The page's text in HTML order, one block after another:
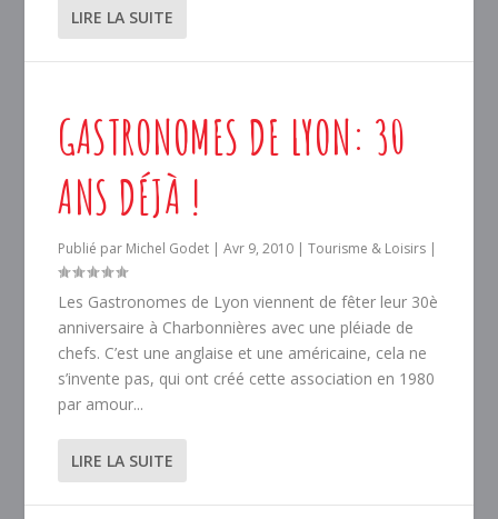
LIRE LA SUITE
GASTRONOMES DE LYON: 30
ANS DÉJÀ !
Publié par Michel Godet |Avr 9, 2010 |Tourisme & Loisirs |
Les Gastronomes de Lyon viennent de fêter leur 30è
anniversaire à Charbonnières avec une pléiade de
chefs. C’est une anglaise et une américaine, cela ne
s’invente pas, qui ont créé cette association en 1980
par amour...
LIRE LA SUITE